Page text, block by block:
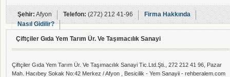
Şehir:Afyon Telefon:(272) 212 41-96
Firma Hakkında
Nasıl Gidilir?
Çiftçiler Gıda Yem Tarım Ür. Ve Taşımacılık Sanayi
Çiftçiler Gıda Yem Tarım Ür. Ve Taşımacılık Sanayi Tic.Ltd.Şti., 272 212 41 96, Pazar
Mah. Hacıbey Sokak No:42 Merkez / Afyon , Besicilik - Yem Sanayii - rehberalem.com